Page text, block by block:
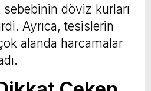
sebebinin döviz kurları
Ayrıca, tesislerin
alanda harcamalar